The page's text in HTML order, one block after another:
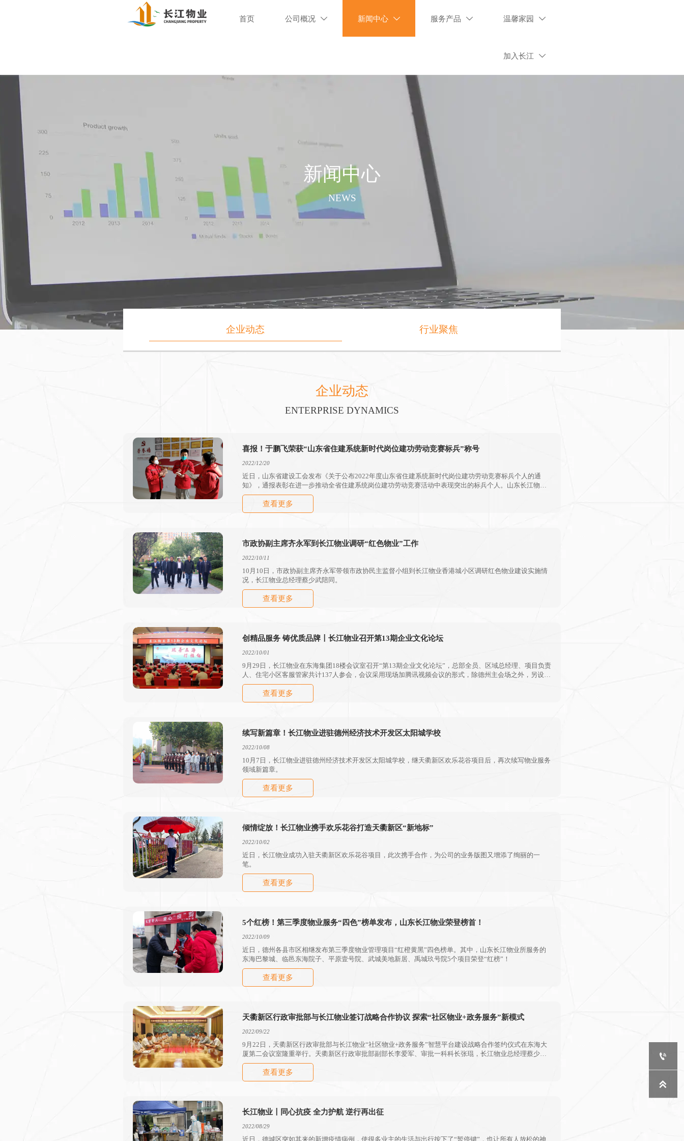
首页 公司概况  新闻中心  服务产品  温馨家园 
加入长江 
新闻中心
NEWS
企业动态 行业聚焦
企业动态
ENTERPRISE DYNAMICS
喜报！于鹏飞荣获“山东省住建系统新时代岗位建功劳动竞赛标兵”称号
2022/12/20
近日，山东省建设工会发布《关于公布2022年度山东省住建系统新时代岗位建功劳动竞赛标兵个人的通
知》，通报表彰在进一步推动全省住建系统岗位建功劳动竞赛活动中表现突出的标兵个人。山东长江物业
服务集团股份有限公司于鹏飞榜上有名，荣获“山东省住建系统新时代岗位建功劳动竞赛标兵”称号。
查看更多
市政协副主席齐永军到长江物业调研“红色物业”工作
2022/10/11
10月10日，市政协副主席齐永军带领市政协民主监督小组到长江物业香港城小区调研红色物业建设实施情
况，长江物业总经理蔡少武陪同。
查看更多
创精品服务 铸优质品牌〡长江物业召开第13期企业文化论坛
2022/10/01
9月29日，长江物业在东海集团18楼会议室召开“第13期企业文化论坛”，总部全员、区域总经理、项目负责
人、住宅小区客服管家共计137人参会，会议采用现场加腾讯视频会议的形式，除德州主会场之外，另设济
南、泰安、烟台、邹城、齐河、禹城、临邑、武城等12个分会场。
查看更多
续写新篇章！长江物业进驻德州经济技术开发区太阳城学校
2022/10/08
10月7日，长江物业进驻德州经济技术开发区太阳城学校，继天衢新区欢乐花谷项目后，再次续写物业服务
领域新篇章。
查看更多
倾情绽放！长江物业携手欢乐花谷打造天衢新区“新地标”
2022/10/02
近日，长江物业成功入驻天衢新区欢乐花谷项目，此次携手合作，为公司的业务版图又增添了绚丽的一
笔。
查看更多
5个红榜！第三季度物业服务“四色”榜单发布，山东长江物业荣登榜首！
2022/10/09
近日，德州各县市区相继发布第三季度物业管理项目“红橙黄黑”四色榜单。其中，山东长江物业所服务的
东海巴黎城、临邑东海院子、平原壹号院、武城美地新居、禹城玖号院5个项目荣登“红榜”！
查看更多
天衢新区行政审批部与长江物业签订战略合作协议 探索“社区物业+政务服务”新模式
2022/09/22
9月22日，天衢新区行政审批部与长江物业“社区物业+政务服务”智慧平台建设战略合作签约仪式在东海大
厦第二会议室隆重举行。天衢新区行政审批部副部长李爱军、审批一科科长张琨，长江物业总经理蔡少
武，副总经理赵耀、丁海阔出席签约仪式。
查看更多
长江物业〡同心抗疫 全力护航 逆行再出征
2022/08/29
近日，德城区突如其来的新增疫情病例，使很多业主的生活与出行按下了“暂停键”，也让所有人放松的神

